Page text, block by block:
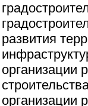
развития
организации
организации